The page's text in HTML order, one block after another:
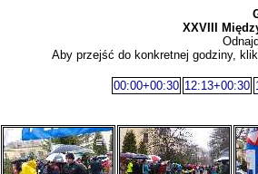
XXVIII
Aby przejść do konkretnej godziny,
00:00+00:30 12:13+00:30